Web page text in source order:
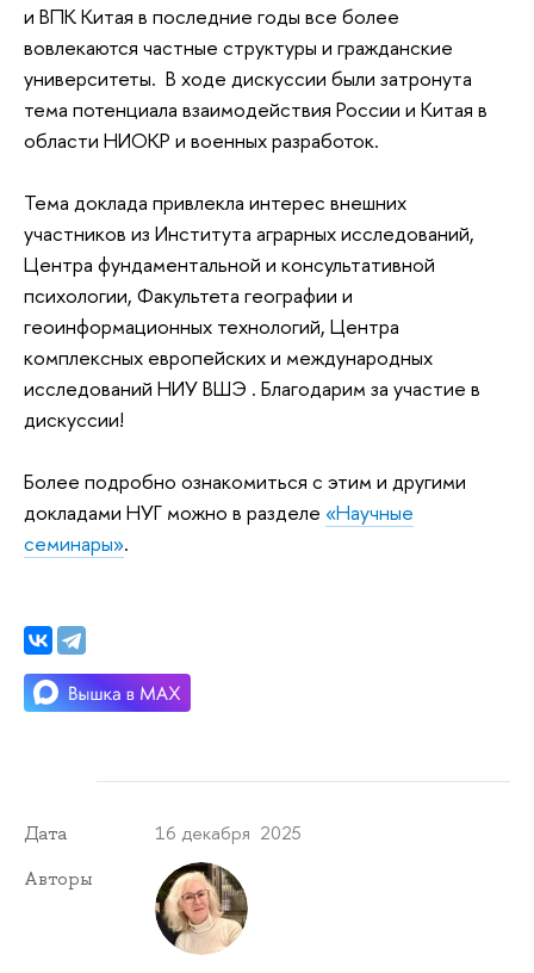
и ВПК Китая в последние годы все более
вовлекаются частные структуры и гражданские
университеты. В ходе дискуссии были затронута
тема потенциала взаимодействия России и Китая в
области НИОКР и военных разработок.
Тема доклада привлекла интерес внешних
участников из Института аграрных исследований,
Центра фундаментальной и консультативной
психологии, Факультета географии и
геоинформационных технологий, Центра
комплексных европейских и международных
исследований НИУ ВШЭ . Благодарим за участие в
дискуссии!
Более подробно ознакомиться с этим и другими
докладами НУГ можно в разделе «Научные
семинары».
Дата 16 декабря 2025
Авторы